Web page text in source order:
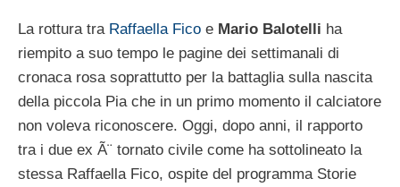
La rottura tra Raffaella Fico e Mario Balotelli ha
riempito a suo tempo le pagine dei settimanali di
cronaca rosa soprattutto per la battaglia sulla nascita
della piccola Pia che in un primo momento il calciatore
non voleva riconoscere. Oggi, dopo anni, il rapporto
tra i due ex Ã¨ tornato civile come ha sottolineato la
stessa Raffaella Fico, ospite del programma Storie